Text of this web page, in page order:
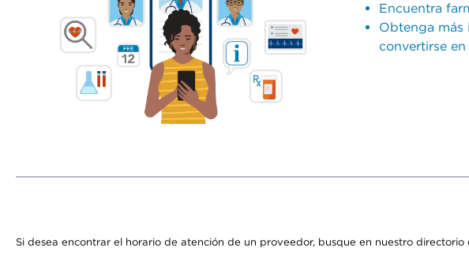
Encuentra
Obtenga más
convertirse
Si desea encontrar el horario de atención de un proveedor, busque en nuestro directorio